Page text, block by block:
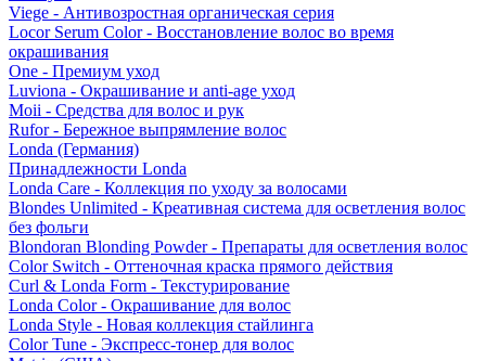
Viege - Антивозростная органическая серия
Locor Serum Color - Восстановление волос во время
окрашивания
One - Премиум уход
Luviona - Окрашивание и anti-age уход
Moii - Средства для волос и рук
Rufor - Бережное выпрямление волос
Londa (Германия)
Принадлежности Londa
Londa Care - Коллекция по уходу за волосами
Blondes Unlimited - Креативная система для осветления волос
без фольги
Blondoran Blonding Powder - Препараты для осветления волос
Color Switch - Оттеночная краска прямого действия
Curl & Londa Form - Текстурирование
Londa Color - Окрашивание для волос
Londa Style - Новая коллекция стайлинга
Color Tune - Экспресс-тонер для волос